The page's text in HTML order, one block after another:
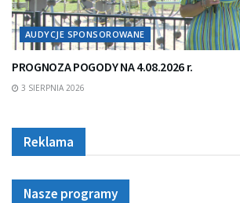
AUDYCJE SPONSOROWANE
PROGNOZA POGODY NA 4.08.2026 r.
3 SIERPNIA 2026
Reklama
Nasze programy